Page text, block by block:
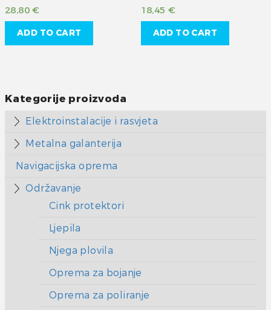
28,80€
ADD TO CART
18,45€
ADD TO CART
Kategorije proizvoda
Elektroinstalacije i rasvjeta
Metalna galanterija
Navigacijska oprema
Održavanje
Cink protektori
Ljepila
Njega plovila
Oprema za bojanje
Oprema za poliranje